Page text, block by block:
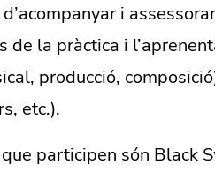
i
de la pràctica i
producció,
etc.).
participen són Black